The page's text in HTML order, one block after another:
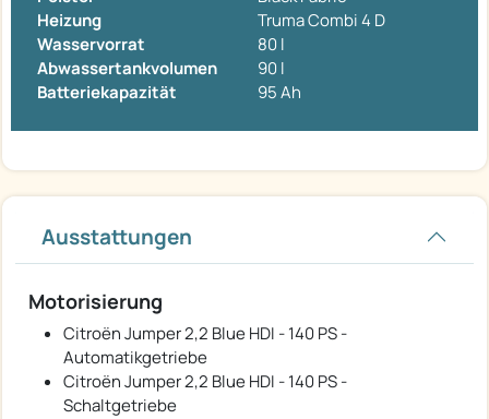
Heizung
Truma Combi 4 D
Wasservorrat
80 l
Abwassertankvolumen
90 l
Batteriekapazität
95 Ah
Ausstattungen
Motorisierung
Citroën Jumper 2,2 Blue HDI - 140 PS -
Automatikgetriebe
Citroën Jumper 2,2 Blue HDI - 140 PS -
Schaltgetriebe